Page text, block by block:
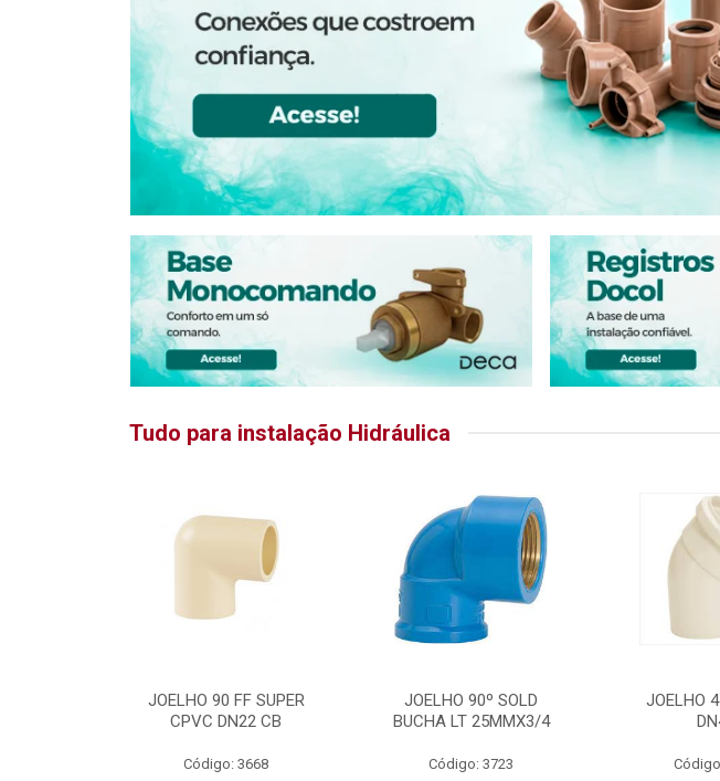
Tudo para instalação Hidráulica
JOELHO 90 FF SUPER
CPVC DN22 CB
Código: 3668
JOELHO 90º SOLD
BUCHA LT 25MMX3/4
Código: 3723
JOELHO